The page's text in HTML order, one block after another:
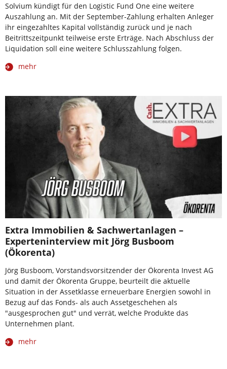
Solvium kündigt für den Logistic Fund One eine weitere
Auszahlung an. Mit der September-Zahlung erhalten Anleger
ihr eingezahltes Kapital vollständig zurück und je nach
Beitrittszeitpunkt teilweise erste Erträge. Nach Abschluss der
Liquidation soll eine weitere Schlusszahlung folgen.
mehr
Extra Immobilien & Sachwertanlagen –
Experteninterview mit Jörg Busboom
(Ökorenta)
Jörg Busboom, Vorstandsvorsitzender der Ökorenta Invest AG
und damit der Ökorenta Gruppe, beurteilt die aktuelle
Situation in der Assetklasse erneuerbare Energien sowohl in
Bezug auf das Fonds- als auch Assetgeschehen als
"ausgesprochen gut" und verrät, welche Produkte das
Unternehmen plant.
mehr